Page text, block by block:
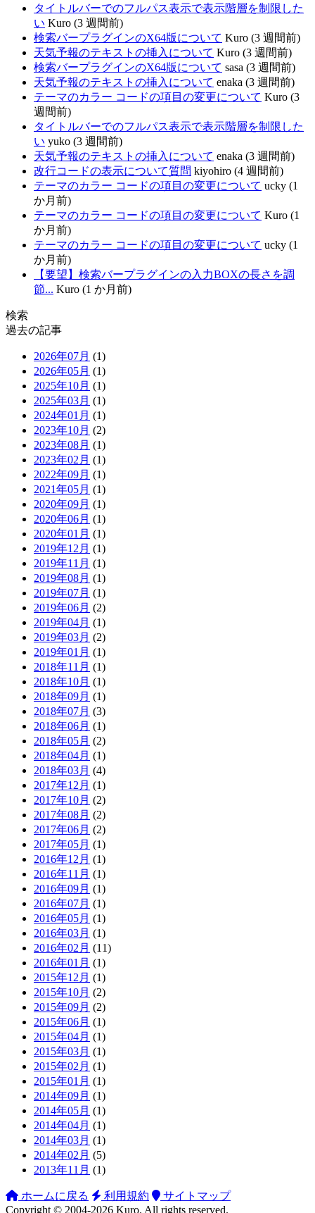
タイトルバーでのフルパス表示で表示階層を制限した
い Kuro (3 週間前)
検索バープラグインのX64版について Kuro (3 週間前)
天気予報のテキストの挿入について Kuro (3 週間前)
検索バープラグインのX64版について sasa (3 週間前)
天気予報のテキストの挿入について enaka (3 週間前)
テーマのカラー コードの項目の変更について Kuro (3
週間前)
タイトルバーでのフルパス表示で表示階層を制限した
い yuko (3 週間前)
天気予報のテキストの挿入について enaka (3 週間前)
改行コードの表示について質問 kiyohiro (4 週間前)
テーマのカラー コードの項目の変更について ucky (1
か月前)
テーマのカラー コードの項目の変更について Kuro (1
か月前)
テーマのカラー コードの項目の変更について ucky (1
か月前)
【要望】検索バープラグインの入力BOXの長さを調
節... Kuro (1 か月前)
検索
過去の記事
2026年07月 (1)
2026年05月 (1)
2025年10月 (1)
2025年03月 (1)
2024年01月 (1)
2023年10月 (2)
2023年08月 (1)
2023年02月 (1)
2022年09月 (1)
2021年05月 (1)
2020年09月 (1)
2020年06月 (1)
2020年01月 (1)
2019年12月 (1)
2019年11月 (1)
2019年08月 (1)
2019年07月 (1)
2019年06月 (2)
2019年04月 (1)
2019年03月 (2)
2019年01月 (1)
2018年11月 (1)
2018年10月 (1)
2018年09月 (1)
2018年07月 (3)
2018年06月 (1)
2018年05月 (2)
2018年04月 (1)
2018年03月 (4)
2017年12月 (1)
2017年10月 (2)
2017年08月 (2)
2017年06月 (2)
2017年05月 (1)
2016年12月 (1)
2016年11月 (1)
2016年09月 (1)
2016年07月 (1)
2016年05月 (1)
2016年03月 (1)
2016年02月 (11)
2016年01月 (1)
2015年12月 (1)
2015年10月 (2)
2015年09月 (2)
2015年06月 (1)
2015年04月 (1)
2015年03月 (1)
2015年02月 (1)
2015年01月 (1)
2014年09月 (1)
2014年05月 (1)
2014年04月 (1)
2014年03月 (1)
2014年02月 (5)
2013年11月 (1)
ホームに戻る 利用規約
サイトマップ
Copyright © 2004-2026 Kuro. All rights reserved.